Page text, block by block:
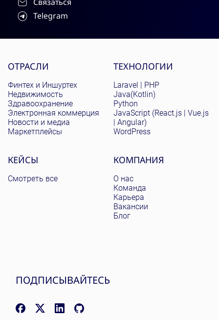
Telegram
Site menu
ОТРАСЛИ
Финтех и Иншуртех
Недвижимость
Здравоохранение
Электронная коммерция
Новости и медиа
Маркетплейсы
ТЕХНОЛОГИИ
Laravel | PHP
Java(Kotlin)
Python
JavaScript (React.js | Vue.js
| Angular)
WordPress
КЕЙСЫ
Смотреть все
КОМПАНИЯ
О нас
Команда
Карьера
Вакансии
Блог
ПОДПИСЫВАЙТЕСЬ
Facebook: facebook.com/NomadicSoftLLC
X (Twitter): x.com/nomadicsoftio
LinkedIn: linkedin.com/company/nomadic-soft
GitHub: github.com/nomadicsoft